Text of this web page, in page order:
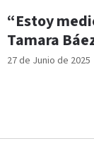
27 de Junio de 2025
“Estoy
Tamara